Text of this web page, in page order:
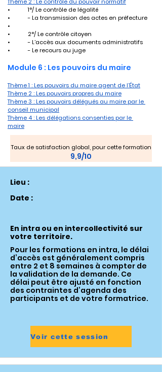
•	1°/ Le contrôle de légalité
•	- La transmission des actes en préfecture
•	2°/ Le contrôle citoyen
•	- L’accès aux documents administratifs
•	- Le recours au juge
Module 6 : Les pouvoirs du maire
Thème 1 : Les pouvoirs du maire agent de l’État
Thème 2 : Les pouvoirs propres du maire
Thème 3 : Les pouvoirs délégués au maire par le
conseil municipal
Thème 4 : Les délégations consenties par le
maire
Taux de satisfaction global, pour cette formation
9,9/10
Lieu :
Date :
En intra ou en intercollectivité sur
votre territoire.
Pour les formations en intra, le délai
d’accès est généralement compris
entre 2 et 8 semaines à compter de
la validation de la demande. Ce
délai peut être ajusté en fonction
des contraintes d’agenda des
participants et de votre formatrice.
Voir cette session